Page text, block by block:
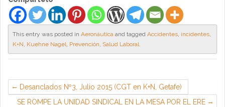
This entry was posted in Aeronáutica and tagged Accidentes, incidentes,
K+N, Kuehne Nagel, Prevención, Salud Laboral.
Desanclados Nº3, Julio 2015 (CGT en K+N, Getafe)
SE ROMPE LA UNIDAD SINDICAL EN LA MESA POR EL ERE